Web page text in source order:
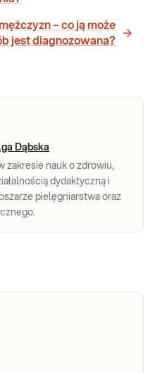
– co ją może
jest diagnozowana?
Dąbska
zakresie nauk o zdrowiu,
dydaktyczną i
pielęgniarstwa oraz